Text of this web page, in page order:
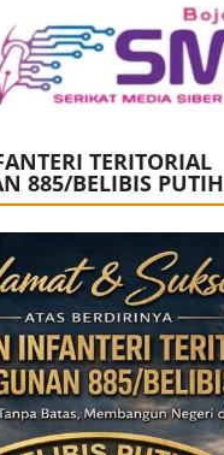
TERITORIAL
885/BELIBIS PUTIH